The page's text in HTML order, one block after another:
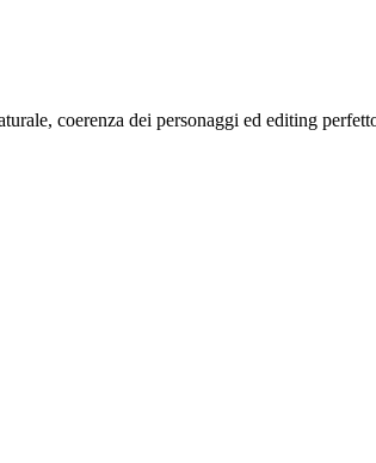
coerenza dei personaggi ed editing